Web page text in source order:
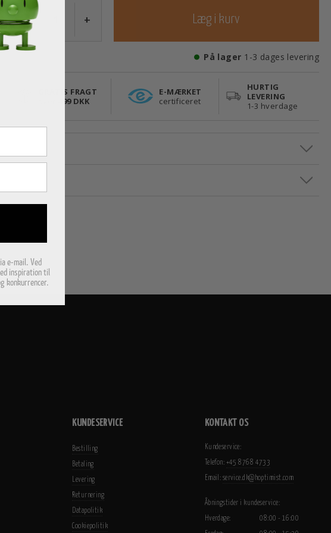
- + Læg i kurv
På lager 1-3 dages levering
GRATIS FRAGT
499 DKK
E-MÆRKET
certificeret
HURTIG
LEVERING
1-3 hverdage
KUNDESERVICE
Bestilling
Betaling
Levering
Returnering
Datapolitik
Cookiepolitik
KONTAKT OS
Kundeservice:
Telefon: +45 8768 4733
Email: service.dk@hoptimist.com
Åbningstider i kundeservice:
Hverdage:
08:00 - 16:00
e-mail. Ved
inspiration til
konkurrencer.